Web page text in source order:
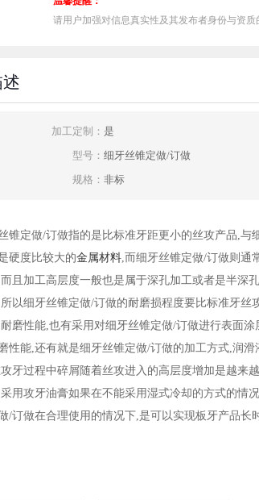
请用户加强对信息真实性及其发布者身份与资
加工定制： 是
型号： 细牙丝锥定做/订做
规格： 非标
锥定做/订做指的是比标准牙距更小的丝攻产品,
硬度比较大的金属材料,而细牙丝锥定做/订做则通
且加工高层度一般也是属于深孔加工或者是半深
以细牙丝锥定做/订做的耐磨损程度要比标准牙
磨性能,也有采用对细牙丝锥定做/订做进行表面
性能,还有就是细牙丝锥定做/订做的加工方式,润
牙过程中碎屑随着丝攻进入的高层度增加是越来
用攻牙油膏如果在不能采用湿式冷却的方式的情
/订做在合理使用的情况下,是可以实现板牙产品长